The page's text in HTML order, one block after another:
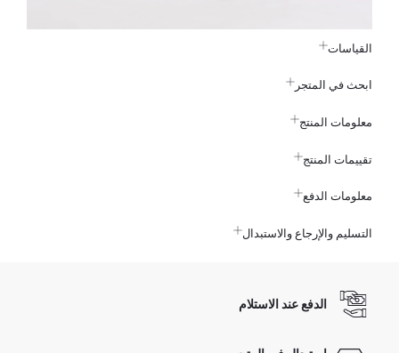
القياسات
ابحث في المتجر
معلومات المنتج
تقييمات المنتج
معلومات الدفع
التسليم والإرجاع والاستبدال
الدفع عند الاستلام